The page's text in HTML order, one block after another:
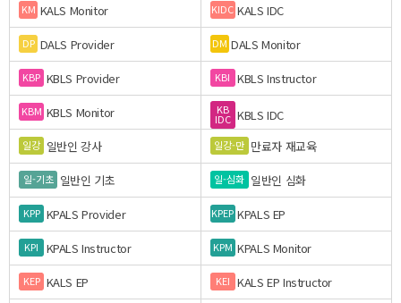
KM KALS Monitor KIDC KALS IDC
DP DALS Provider DM DALS Monitor
KBP KBLS Provider KBI KBLS Instructor
KBM KBLS Monitor KB
IDC KBLS IDC
일강 일반인 강사 일강-만 만료자 재교육
일-기초 일반인 기초 일-심화 일반인 심화
KPP KPALS Provider KPEP KPALS EP
KPI KPALS Instructor KPM KPALS Monitor
KEP KALS EP KEI KALS EP Instructor